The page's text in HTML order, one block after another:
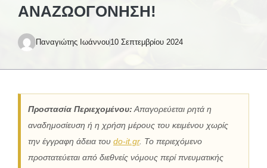
ΑΝΑΖΩΟΓΌΝΗΣΗ!
Παναγιώτης Ιωάννου10 Σεπτεμβρίου 2024
Προστασία Περιεχομένου: Απαγορεύεται ρητά η
αναδημοσίευση ή η χρήση μέρους του κειμένου χωρίς
την έγγραφη άδεια του do-it.gr. Το περιεχόμενο
προστατεύεται από διεθνείς νόμους περί πνευματικής